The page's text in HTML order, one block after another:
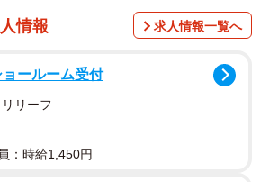
情報 求人情報一覧へ
ールーム受付
リーフ
：時給1,450円